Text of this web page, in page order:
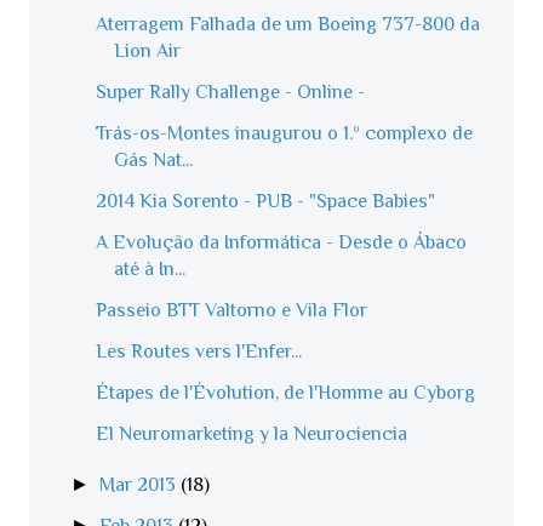
Aterragem Falhada de um Boeing 737-800 da
Lion Air
Super Rally Challenge - Online -
Trás-os-Montes inaugurou o 1.º complexo de
Gás Nat...
2014 Kia Sorento - PUB - "Space Babies"
A Evolução da Informática - Desde o Ábaco
até à In...
Passeio BTT Valtorno e Vila Flor
Les Routes vers l'Enfer...
Étapes de l'Évolution, de l'Homme au Cyborg
El Neuromarketing y la Neurociencia
► Mar 2013 (18)